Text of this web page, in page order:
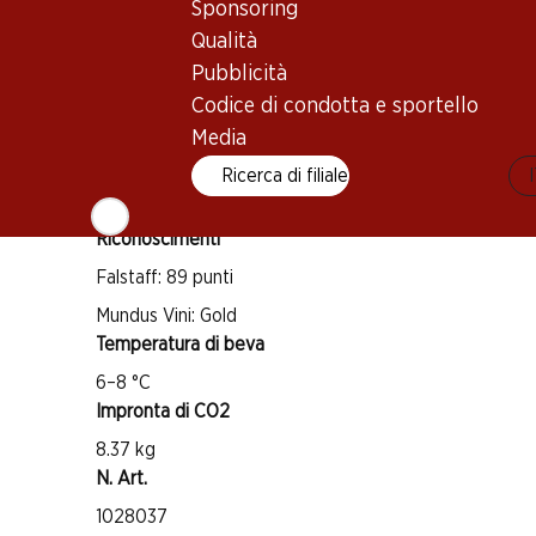
Sponsoring
Qualità
Pubblicità
Codice di condotta e sportello
Media
Ricerca di filiale
Diversi vitigni
Maturità di beva
1 anno dall'acquisto
Riconoscimenti
Falstaff: 89 punti
Mundus Vini: Gold
Temperatura di beva
6–8 °C
Impronta di CO2
8.37 kg
N. Art.
1028037